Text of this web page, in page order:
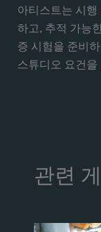
아티스트는 시
하고, 추적 가능
증 시험을 준비
스튜디오 요건
관련